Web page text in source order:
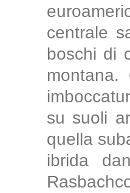
centrale
boschi di
su suoli
quella
ibrida